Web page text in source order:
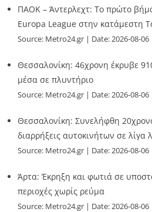
ΠΑΟΚ – Άντερλεχτ: Το πρώτο
Europa League στην κατάμεστη
Source: Metro24.gr Date: 2026-08-06
Θεσσαλονίκη: 46χρονη έκρυβε
μέσα σε πλυντήριο
Source: Metro24.gr Date: 2026-08-06
Θεσσαλονίκη: Συνελήφθη
διαρρήξεις αυτοκινήτων σε λίγα
Source: Metro24.gr Date: 2026-08-06
Άρτα: Έκρηξη και φωτιά σε
περιοχές χωρίς ρεύμα
Source: Metro24.gr Date: 2026-08-06